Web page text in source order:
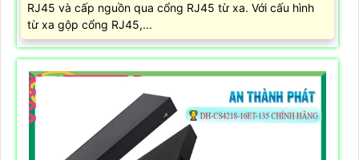
RJ45 và cấp nguồn qua cổng RJ45 từ xa. Với cấu hình
từ xa gộp cổng RJ45,...